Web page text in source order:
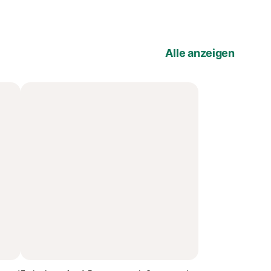
Alle anzeigen